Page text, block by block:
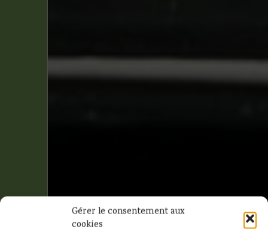
Gérer le consentement aux
cookies